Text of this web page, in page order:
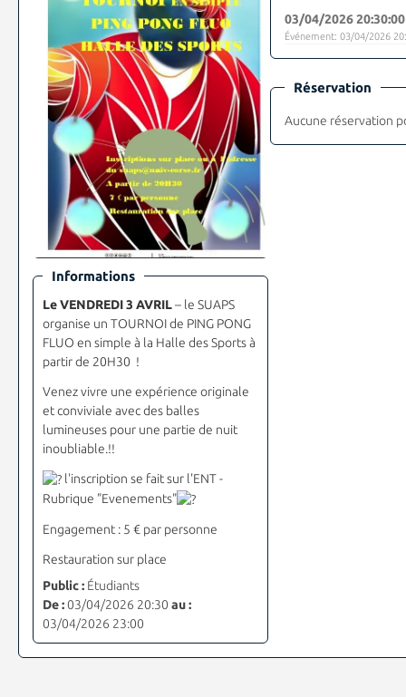
Informations
Le VENDREDI 3 AVRIL– le SUAPS
organise un TOURNOI de PING PONG
FLUO en simple à la Halle des Sports à
partir de 20H30 !
Venez vivre une expérience originale
et conviviale avec des balles
lumineuses pour une partie de nuit
inoubliable.!!
l'inscription se fait sur l'ENT -
Rubrique "Evenements"
Engagement : 5 € par personne
Restauration sur place
Public :Étudiants
De :03/04/2026 20:30 au :
03/04/2026 23:00
03/04/2026 20:30:00
Événement: 03/04/2026
Réservation
Aucune réservation